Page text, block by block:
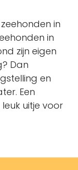
in
in
zijn eigen
Dan
en
Een
uitje voor